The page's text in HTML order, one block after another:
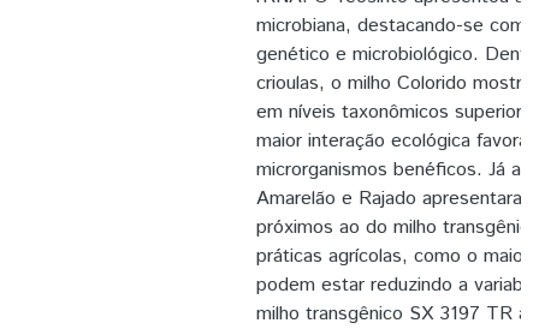
microbiana, destacando-se
genético e microbiológico.
crioulas, o milho Colorido
em níveis taxonômicos
maior interação ecológica
microrganismos benéficos. Já as
Amarelão e Rajado
próximos ao do milho
práticas agrícolas, como o
podem estar reduzindo a
milho transgênico SX 3197 TR